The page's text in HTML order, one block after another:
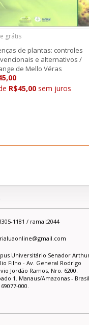
grátis
de plantas: controles
e alternativos /
de Mello Véras
R$45,00 sem juros
1181 / ramal:2044
Universitário Senador
Filho - Av. General Rodrigo
Jordão Ramos, Nro. 6200.
1. Manaus/Amazonas -
69077-000.